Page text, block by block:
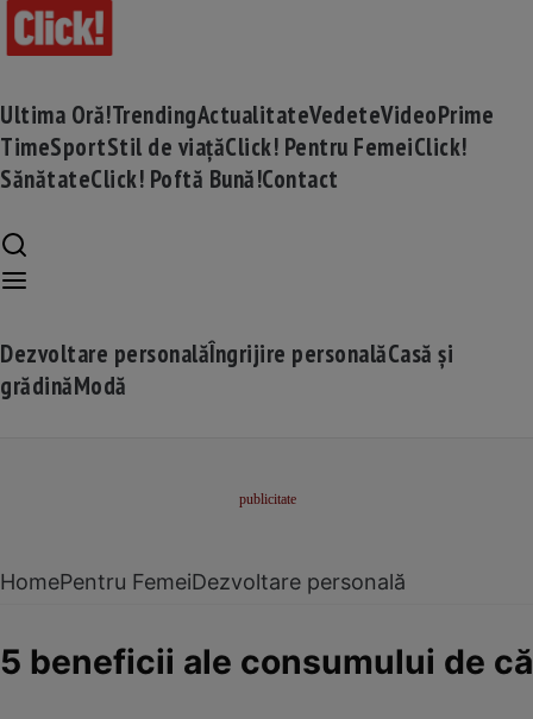
Ultima Oră!TrendingActualitateVedeteVideoPrime
TimeSportStil de viațăClick! Pentru FemeiClick!
SănătateClick! Poftă Bună!Contact
Dezvoltare personalăÎngrijire personalăCasă și
grădinăModă
HomePentru FemeiDezvoltare personală
5 beneficii ale consumului de